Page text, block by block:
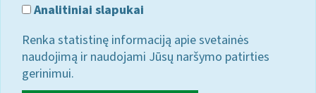
Analitiniai slapukai
Renka statistinę informaciją apie svetainės
naudojimą ir naudojami Jūsų naršymo patirties
gerinimui.